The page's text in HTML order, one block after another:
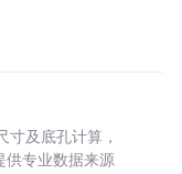
寸及底孔计算，
供专业数据来源